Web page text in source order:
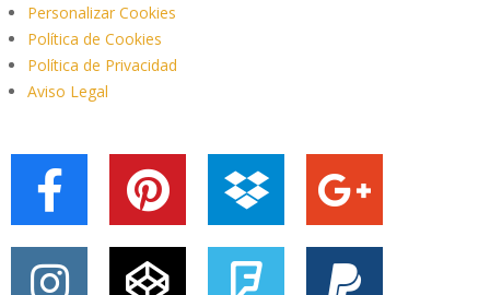
Personalizar Cookies
Política de Cookies
Política de Privacidad
Aviso Legal